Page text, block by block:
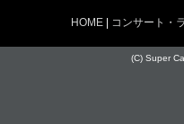
HOME コンサート・
(C) Super